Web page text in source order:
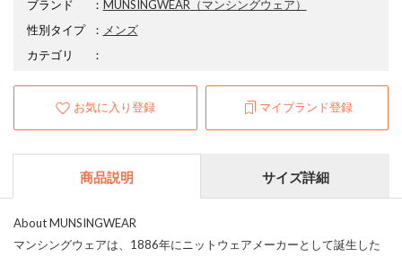
ブランド
： MUNSINGWEAR （マンシングウェア）
性別タイプ
： メンズ
カテゴリ
：
お気に入り登録 マイブランド登録
商品説明 サイズ詳細
About MUNSINGWEAR
マンシングウェアは、1886年にニットウェアメーカーとして誕生した